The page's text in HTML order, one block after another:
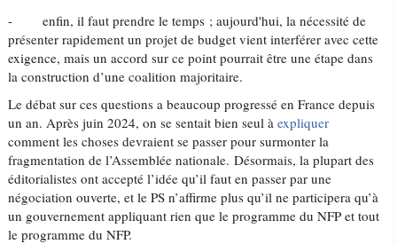
- enfin, il faut prendre le temps ; aujourd'hui, la nécessité de
présenter rapidement un projet de budget vient interférer avec cette
exigence, mais un accord sur ce point pourrait être une étape dans
la construction d’une coalition majoritaire.
Le débat sur ces questions a beaucoup progressé en France depuis
un an. Après juin 2024, on se sentait bien seul àexpliquer
comment les choses devraient se passer pour surmonter la
fragmentation de l’Assemblée nationale. Désormais, la plupart des
éditorialistes ont accepté l’idée qu’il faut en passer par une
négociation ouverte, et le PS n’affirme plus qu’il ne participera qu’à
un gouvernement appliquant rien que le programme du NFP et tout
le programme du NFP.